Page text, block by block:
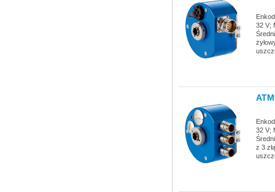
32 V;
32 V;
z 3